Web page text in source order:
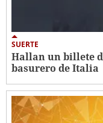
SUERTE
Hallan un billete
basurero de Italia